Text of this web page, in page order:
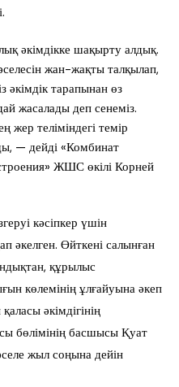
әкімдікке шақырту алдық.
жан-жақты талқылап,
әкімдік тарапынан өз
жасалады деп сенеміз.
жер теліміндегі темір
— дейді «Комбинат
ЖШС өкілі Корней
кәсіпкер үшін
әкелген. Өйткені салынған
құрылыс
көлемінің ұлғайуына әкеп
әкімдігінің
бөлімінің басшысы Қуат
жыл соңына дейін